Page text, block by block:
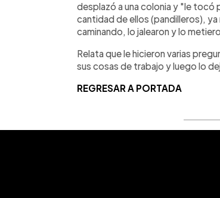
desplazó a una colonia y "le tocó
cantidad de ellos (pandilleros),
caminando, lo jalearon y lo
Relata que le hicieron varias
sus cosas de trabajo y luego lo
REGRESAR A PORTADA